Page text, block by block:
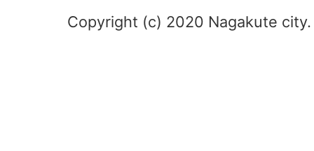
Copyright (c) 2020 Nagakute